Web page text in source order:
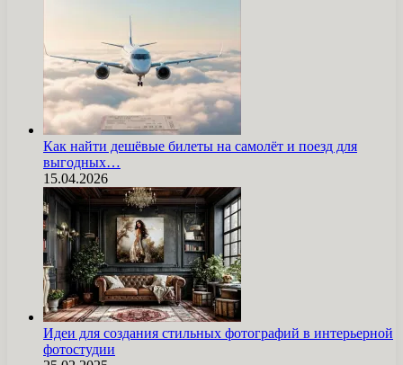
Как найти дешёвые билеты на самолёт и поезд для
выгодных…
15.04.2026
Идеи для создания стильных фотографий в интерьерной
фотостудии